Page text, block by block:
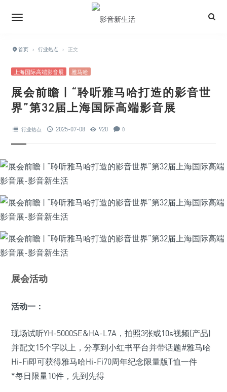
首页 › 行业热点 › 正文
上海国际高端影音展 雅马哈
展会前瞻 | “聆听雅马哈打造的影音世
界”第32届上海国际高端影音展
行业热点 2025-07-08 920 0
展会活动
活动一：
现场试听YH-5000SE&HA-L7A，拍照3张或10s视频(产品)
并配文15个字以上，分享到小红书平台并带话题#雅马哈
Hi-Fi即可获得雅马哈Hi-Fi70周年纪念限量版T恤一件
*每日限量10件，先到先得